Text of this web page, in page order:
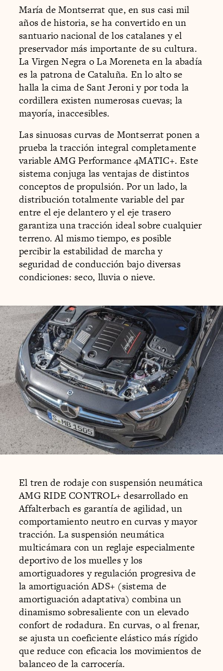
María de Montserrat que, en sus casi mil
años de historia, se ha convertido en un
santuario nacional de los catalanes y el
preservador más importante de su cultura.
La Virgen Negra o La Moreneta en la abadía
es la patrona de Cataluña. En lo alto se
halla la cima de Sant Jeroni y por toda la
cordillera existen numerosas cuevas; la
mayoría, inaccesibles.
Las sinuosas curvas de Montserrat ponen a
prueba la tracción integral completamente
variable AMG Performance 4MATIC+. Este
sistema conjuga las ventajas de distintos
conceptos de propulsión. Por un lado, la
distribución totalmente variable del par
entre el eje delantero y el eje trasero
garantiza una tracción ideal sobre cualquier
terreno. Al mismo tiempo, es posible
percibir la estabilidad de marcha y
seguridad de conducción bajo diversas
condiciones: seco, lluvia o nieve.
El tren de rodaje con suspensión neumática
AMG RIDE CONTROL+ desarrollado en
Affalterbach es garantía de agilidad, un
comportamiento neutro en curvas y mayor
tracción. La suspensión neumática
multicámara con un reglaje especialmente
deportivo de los muelles y los
amortiguadores y regulación progresiva de
la amortiguación ADS+ (sistema de
amortiguación adaptativa) combina un
dinamismo sobresaliente con un elevado
confort de rodadura. En curvas, o al frenar,
se ajusta un coeficiente elástico más rígido
que reduce con eficacia los movimientos de
balanceo de la carrocería.